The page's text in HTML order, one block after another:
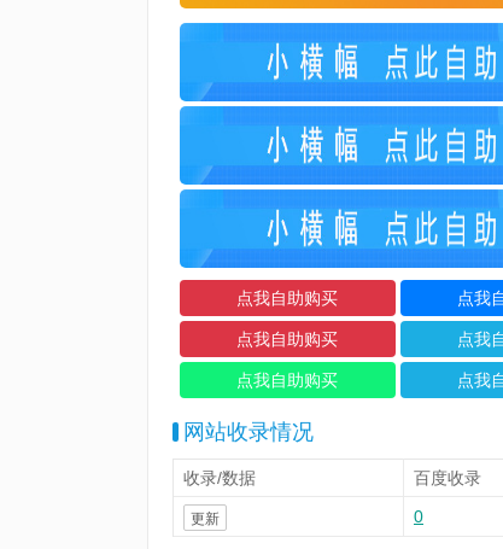
网站收录情况
收录/数据 百度收录
更新 0